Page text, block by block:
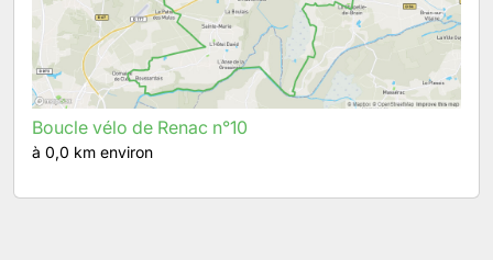
Boucle vélo de Renac n°10
à 0,0 km environ